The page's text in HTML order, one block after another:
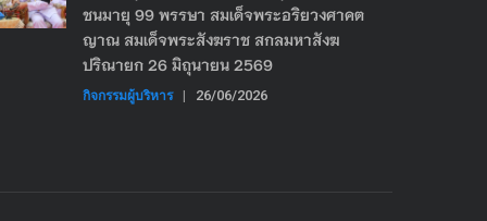
ชนมายุ 99 พรรษา สมเด็จพระอริยวงศาคต
ญาณ สมเด็จพระสังฆราช สกลมหาสังฆ
ปริณายก 26 มิถุนายน 2569
กิจกรรมผู้บริหาร | 26/06/2026